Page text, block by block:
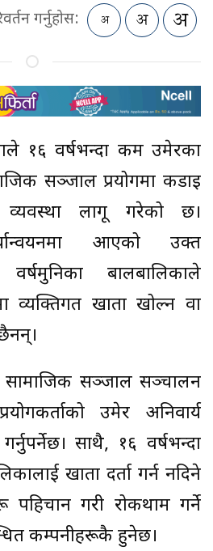
गर्नुहोस:
१६ वर्षभन्दा कम उमेरका
सञ्जाल प्रयोगमा कडाइ
व्यवस्था लागू गरेको छ।
आएको उक्त
बालबालिकाले
व्यक्तिगत खाता खोल्न वा
सामाजिक सञ्जाल सञ्चालन
उमेर अनिवार्य
साथै, १६ वर्षभन्दा
खाता दर्ता गर्न नदिने
पहिचान गरी रोकथाम गर्ने
कम्पनीहरूकै हुनेछ।